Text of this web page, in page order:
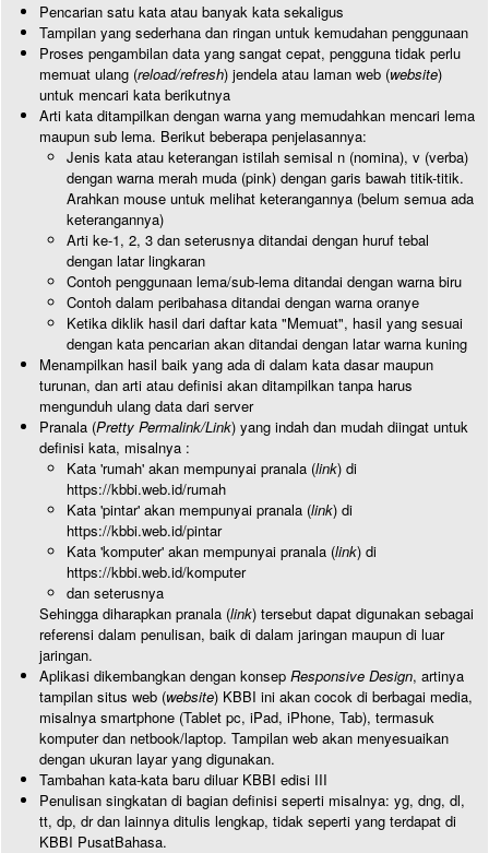
Pencarian satu kata atau banyak kata sekaligus
Tampilan yang sederhana dan ringan untuk kemudahan penggunaan
Proses pengambilan data yang sangat cepat, pengguna tidak perlu
memuat ulang (reload/refresh) jendela atau laman web (website)
untuk mencari kata berikutnya
Arti kata ditampilkan dengan warna yang memudahkan mencari lema
maupun sub lema. Berikut beberapa penjelasannya:
Jenis kata atau keterangan istilah semisal n (nomina), v (verba)
dengan warna merah muda (pink) dengan garis bawah titik-titik.
Arahkan mouse untuk melihat keterangannya (belum semua ada
keterangannya)
Arti ke-1, 2, 3 dan seterusnya ditandai dengan huruf tebal
dengan latar lingkaran
Contoh penggunaan lema/sub-lema ditandai dengan warna biru
Contoh dalam peribahasa ditandai dengan warna oranye
Ketika diklik hasil dari daftar kata "Memuat", hasil yang sesuai
dengan kata pencarian akan ditandai dengan latar warna kuning
Menampilkan hasil baik yang ada di dalam kata dasar maupun
turunan, dan arti atau definisi akan ditampilkan tanpa harus
mengunduh ulang data dari server
Pranala (Pretty Permalink/Link) yang indah dan mudah diingat untuk
definisi kata, misalnya :
Kata 'rumah' akan mempunyai pranala (link) di
https://kbbi.web.id/rumah
Kata 'pintar' akan mempunyai pranala (link) di
https://kbbi.web.id/pintar
Kata 'komputer' akan mempunyai pranala (link) di
https://kbbi.web.id/komputer
dan seterusnya
Sehingga diharapkan pranala (link) tersebut dapat digunakan sebagai
referensi dalam penulisan, baik di dalam jaringan maupun di luar
jaringan.
Aplikasi dikembangkan dengan konsep Responsive Design, artinya
tampilan situs web (website) KBBI ini akan cocok di berbagai media,
misalnya smartphone (Tablet pc, iPad, iPhone, Tab), termasuk
komputer dan netbook/laptop. Tampilan web akan menyesuaikan
dengan ukuran layar yang digunakan.
Tambahan kata-kata baru diluar KBBI edisi III
Penulisan singkatan di bagian definisi seperti misalnya: yg, dng, dl,
tt, dp, dr dan lainnya ditulis lengkap, tidak seperti yang terdapat di
KBBI PusatBahasa.